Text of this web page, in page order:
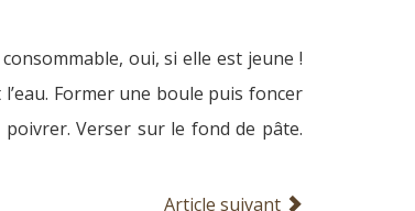
oui, si elle est jeune !
Former une boule puis foncer
Verser sur le fond de pâte.
Article suivant